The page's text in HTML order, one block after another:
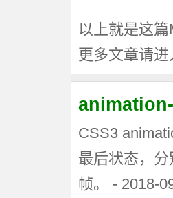
以上就是这
更多文章请
CSS3
最后状态，
帧。 - 2018-